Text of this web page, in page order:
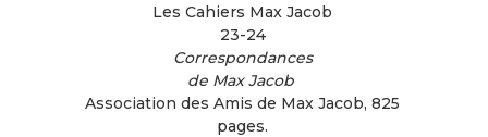
Les Cahiers Max Jacob
23-24
Correspondances
de Max Jacob
Association des Amis de Max Jacob, 825
pages.